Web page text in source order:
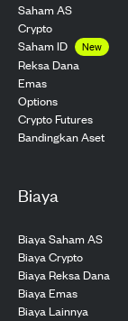
Saham AS
Crypto
Saham ID
New
Reksa Dana
Emas
Options
Crypto Futures
Bandingkan Aset
Biaya
Biaya Saham AS
Biaya Crypto
Biaya Reksa Dana
Biaya Emas
Biaya Lainnya